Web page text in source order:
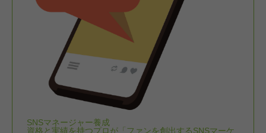
SNSマネージャー養成
資格と実績を持つプロが「ファンを創出するSNSマーケ